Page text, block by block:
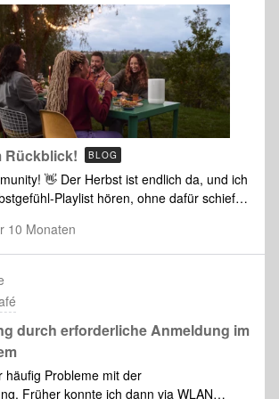
Rückblick! BLOG
👋 Der Herbst ist endlich da, und ich
Playlist hören, ohne dafür schief
es gibt noch was Neues!
monatlichen Recap-Post. Dein Überblick,
so in der Sonos Community passiert
war die Unterhaltung alles andere als
Von neuen Feature-Updates (Hey
lights! 💡) bis hin zu richtig cleveren
über 556 neue Themen gestartet und
Mitglieder begrüßt!Egal, ob du gerade
oder einfach nur für die Vibes
dein Rückblick für September: Beliebte
10 Monaten
durch erforderliche Anmeldung im
häufig Probleme mit der
Früher konnte ich dann via WLAN